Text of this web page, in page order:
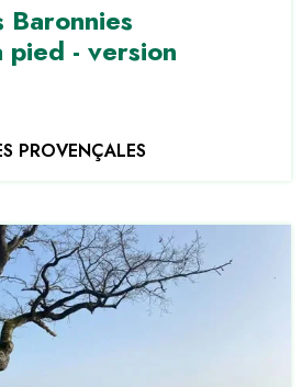
Baronnies
pied - version
PROVENÇALES